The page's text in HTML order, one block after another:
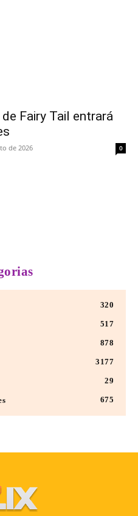
Fairy Tail entrará
de 2026 0
320
517
878
3177
29
675